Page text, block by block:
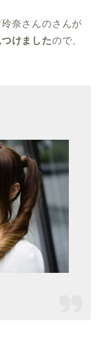
奈さんのさんが
けましたので、